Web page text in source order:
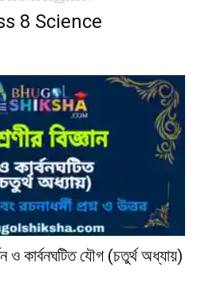
8 Science
ও কার্বনঘটিত যৌগ (চতুর্থ অধ্যায়)